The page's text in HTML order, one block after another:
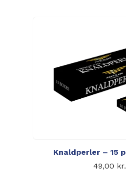
Knaldperler – 15
49,00 kr.